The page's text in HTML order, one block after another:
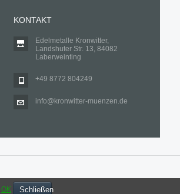
KONTAKT
Edelmetalle Kronwitter,
Landshuter Str. 13, 84082
Laberweinting
+49 8772 804249
info@kronwitter-muenzen.de
OK Schließen